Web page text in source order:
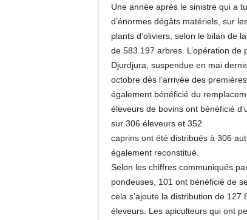
Une année après le sinistre qui a
d’énormes dégâts matériels, sur
plants d’oliviers, selon le bilan de
de 583.197 arbres. L’opération de
Djurdjura, suspendue en mai
octobre dès l’arrivée des
également bénéficié du
éleveurs de bovins ont bénéficié
sur 306 éleveurs et 352
caprins ont été distribués à 306
également reconstitué.
Selon les chiffres communiqués
pondeuses, 101 ont bénéficié de
cela s’ajoute la distribution de
éleveurs. Les apiculteurs qui ont